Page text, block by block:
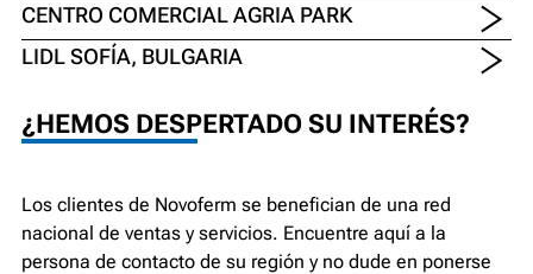
CENTRO COMERCIAL AGRIA PARK
LIDL SOFÍA, BULGARIA
¿HEMOS DESPERTADO SU INTERÉS?
Los clientes de Novoferm se benefician de una red
nacional de ventas y servicios. Encuentre aquí a la
persona de contacto de su región y no dude en ponerse